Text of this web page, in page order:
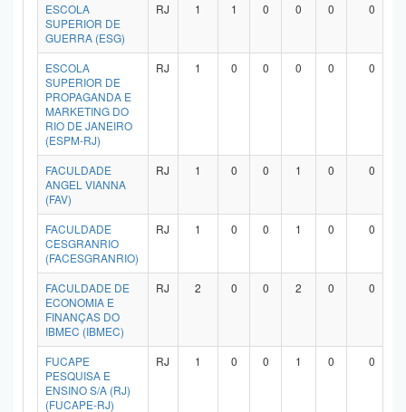
ESCOLA
SUPERIOR DE
GUERRA (ESG)
RJ 1 1 0 0 0 0
ESCOLA
SUPERIOR DE
PROPAGANDA E
MARKETING DO
RIO DE JANEIRO
(ESPM-RJ)
RJ 1 0 0 0 0 0
FACULDADE
ANGEL VIANNA
(FAV)
RJ 1 0 0 1 0 0
FACULDADE
CESGRANRIO
(FACESGRANRIO)
RJ 1 0 0 1 0 0
FACULDADE DE
ECONOMIA E
FINANÇAS DO
IBMEC (IBMEC)
RJ 2 0 0 2 0 0
FUCAPE
PESQUISA E
ENSINO S/A (RJ)
(FUCAPE-RJ)
RJ 1 0 0 1 0 0